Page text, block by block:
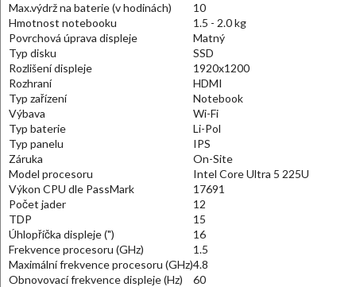
Max.výdrž na baterie (v hodinách)
10
Hmotnost notebooku
1.5 - 2.0 kg
Povrchová úprava displeje
Matný
Typ disku
SSD
Rozlišení displeje
1920x1200
Rozhraní
HDMI
Typ zařízení
Notebook
Výbava
Wi-Fi
Typ baterie
Li-Pol
Typ panelu
IPS
Záruka
On-Site
Model procesoru
Intel Core Ultra 5 225U
Výkon CPU dle PassMark
17691
Počet jader
12
TDP
15
Úhlopříčka displeje (")
16
Frekvence procesoru (GHz)
1.5
Maximální frekvence procesoru (GHz)4.8
Obnovovací frekvence displeje (Hz)
60